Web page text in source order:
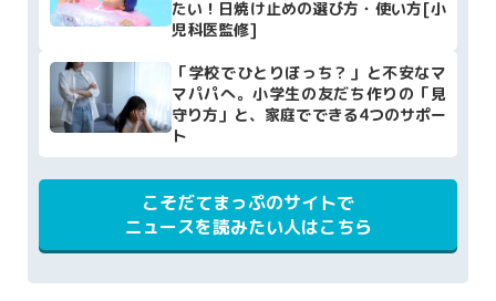
たい！日焼け止めの選び方・使い方[小
児科医監修]
「学校でひとりぼっち？」と不安なマ
マパパへ。小学生の友だち作りの「見
守り方」と、家庭でできる4つのサポー
ト
こそだてまっぷのサイトで
ニュースを読みたい人はこちら